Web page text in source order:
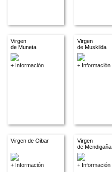
Virgen
de Muneta
+ Información
Virgen
de Muskilda
+ Información
Virgen de Oibar
+ Información
Virgen
de Mendigaña
+ Información